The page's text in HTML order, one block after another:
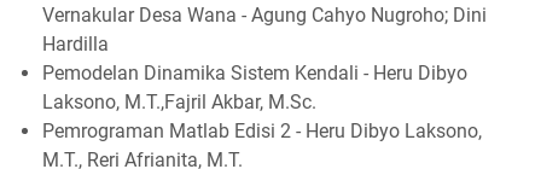
Vernakular Desa Wana - Agung Cahyo Nugroho; Dini
Hardilla
Pemodelan Dinamika Sistem Kendali - Heru Dibyo
Laksono, M.T.,Fajril Akbar, M.Sc.
Pemrograman Matlab Edisi 2 - Heru Dibyo Laksono,
M.T., Reri Afrianita, M.T.